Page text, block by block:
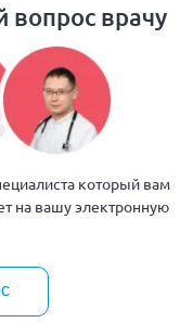
врачу
который вам
на вашу электронную